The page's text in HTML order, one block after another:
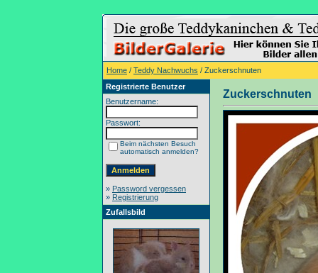
Home / Teddy Nachwuchs / Zuckerschnuten
Registrierte Benutzer
Benutzername:
Passwort:
Beim nächsten Besuch
automatisch anmelden?
» Password vergessen
» Registrierung
Zufallsbild
Zuckerschnuten